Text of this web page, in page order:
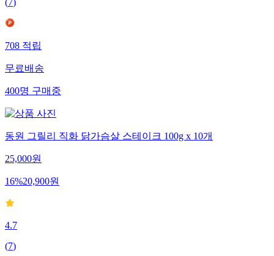
(7)
708적립
무료배송
400명구매중
동원 그릴리 직화 닭가슴살 스테이크 100g x 10개
25,000원
16%20,900원
4.7
(7)